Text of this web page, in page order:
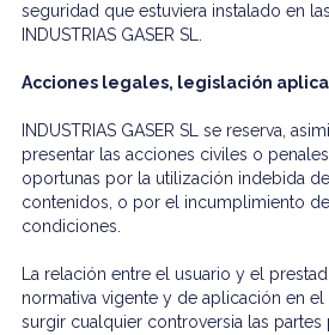
seguridad que estuviera instalado en
INDUSTRIAS GASER SL.
Acciones legales, legislación
INDUSTRIAS GASER SL se reserva,
presentar las acciones civiles o
oportunas por la utilización indebida
contenidos, o por el incumplimiento
condiciones.
La relación entre el usuario y el
normativa vigente y de aplicación en
surgir cualquier controversia las